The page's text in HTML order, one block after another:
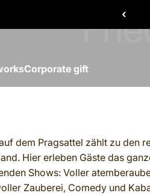
Corporate gift
dem Pragsattel zählt zu den
Hier erleben Gäste das
Shows: Voller
Zauberei, Comedy und